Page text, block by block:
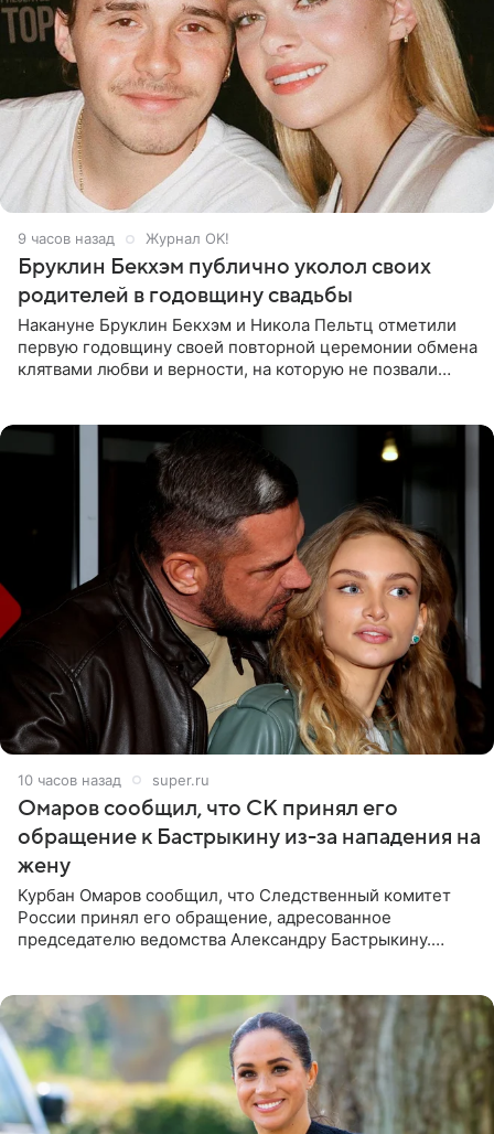
9 часов назад Журнал OK!
Бруклин Бекхэм публично уколол своих
родителей в годовщину свадьбы
Накануне Бруклин Бекхэм и Никола Пельтц отметили
первую годовщину своей повторной церемонии обмена
клятвами любви и верности, на которую не позвали
10 часов назад super.ru
Омаров сообщил, что СК принял его
обращение к Бастрыкину из-за нападения на
жену
Курбан Омаров сообщил, что Следственный комитет
России принял его обращение, адресованное
председателю ведомства Александру Бастрыкину.